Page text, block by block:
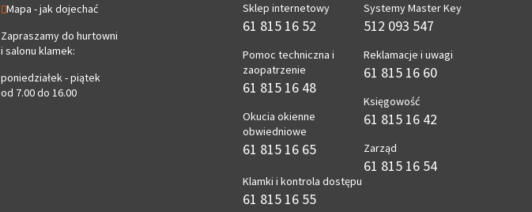
Mapa - jak dojechać
Zapraszamy do hurtowni
i salonu klamek:
poniedziałek - piątek
od 7.00 do 16.00
Sklep internetowy
61 815 16 52
Pomoc techniczna i
zaopatrzenie
61 815 16 48
Okucia okienne
obwiedniowe
61 815 16 65
Klamki i kontrola dostępu
61 815 16 55
Systemy Master Key
512 093 547
Reklamacje i uwagi
61 815 16 60
Księgowość
61 815 16 42
Zarząd
61 815 16 54